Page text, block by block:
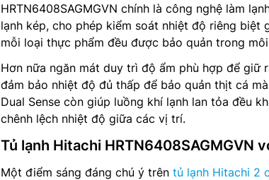
HRTN6408SAGMGVN chính là công nghệ làm
lạnh kép, cho phép kiểm soát nhiệt độ riêng biệt
mỗi loại thực phẩm đều được bảo quản trong
Hơn nữa ngăn mát duy trì độ ẩm phù hợp để giữ
đảm bảo nhiệt độ đủ thấp để bảo quản thịt cá
Dual Sense còn giúp luồng khí lạnh lan tỏa đều
chênh lệch nhiệt độ giữa các vị trí.
Tủ lạnh Hitachi HRTN6408SAGMGVN
Một điểm sáng đáng chú ý trên tủ lạnh Hitachi 2